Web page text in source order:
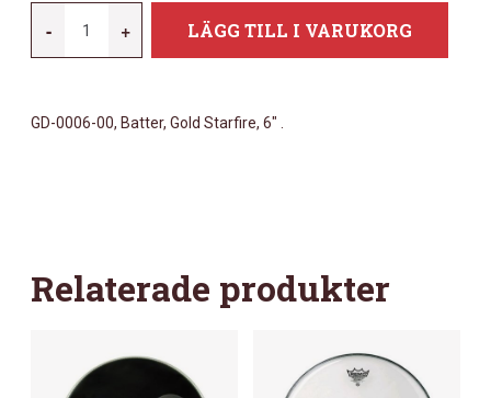
-
MÄNGD
+ LÄGG TILL I VARUKORG
GD-0006-00, Batter, Gold Starfire, 6″ .
Relaterade produkter